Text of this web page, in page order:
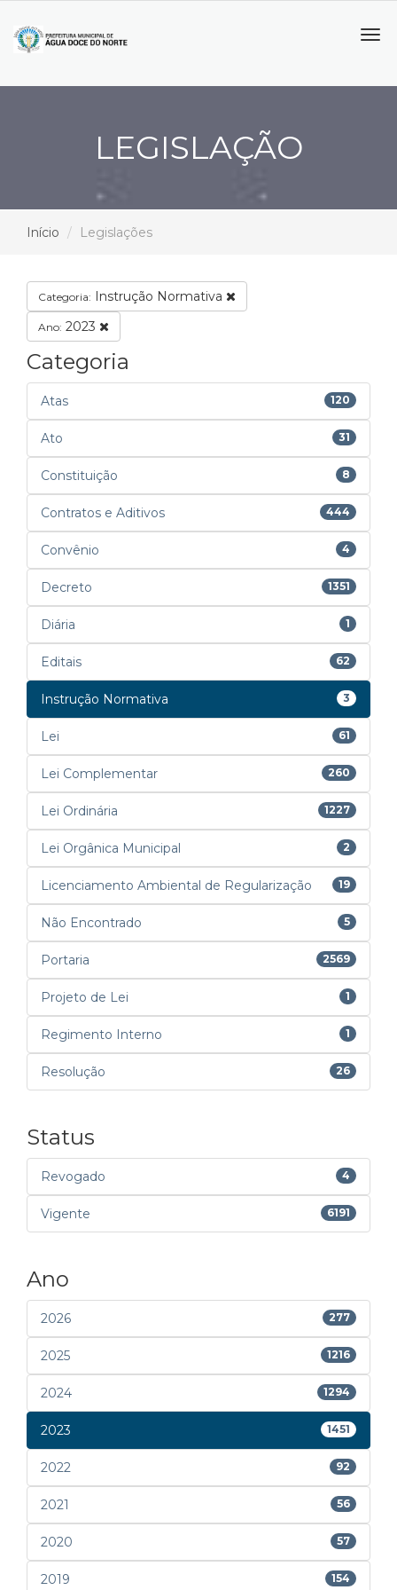
LEGISLAÇÃO
Início Legislações
Categoria: Instrução Normativa
Ano: 2023
Categoria
Atas 120
Ato 31
Constituição 8
Contratos e Aditivos 444
Convênio 4
Decreto 1351
Diária 1
Editais 62
Instrução Normativa 3
Lei 61
Lei Complementar 260
Lei Ordinária 1227
Lei Orgânica Municipal 2
Licenciamento Ambiental de Regularização 19
Não Encontrado 5
Portaria 2569
Projeto de Lei 1
Regimento Interno 1
Resolução 26
Status
Revogado 4
Vigente 6191
Ano
2026 277
2025 1216
2024 1294
2023 1451
2022 92
2021 56
2020 57
2019 154